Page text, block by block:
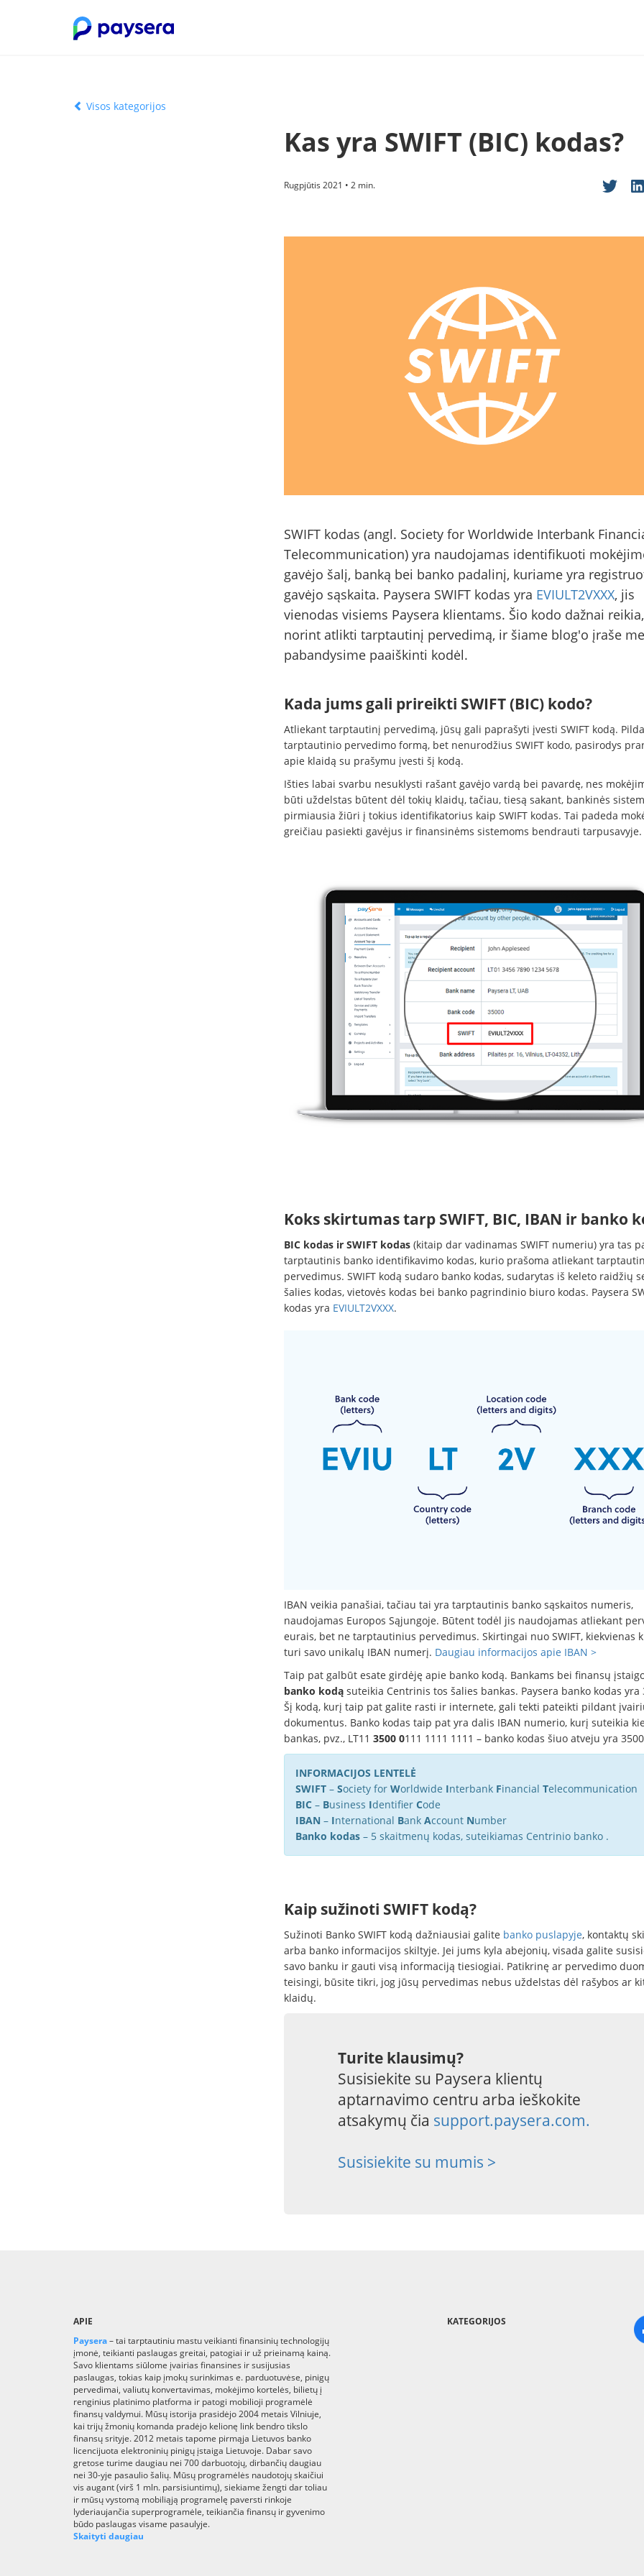
Visos kategorijos
Kas yra SWIFT (BIC) kodas?
Rugpjūtis 2021 • 2 min.
SWIFT kodas (angl. Society for Worldwide Interbank
Telecommunication) yra naudojamas identifikuoti
gavėjo šalį, banką bei banko padalinį, kuriame yra
gavėjo sąskaita. Paysera SWIFT kodas yra EVIULT2VXXX, jis
vienodas visiems Paysera klientams. Šio kodo dažnai reikia,
norint atlikti tarptautinį pervedimą, ir šiame blog'o įraše
pabandysime paaiškinti kodėl.
Kada jums gali prireikti SWIFT (BIC) kodo?
Atliekant tarptautinį pervedimą, jūsų gali paprašyti įvesti SWIFT kodą.
tarptautinio pervedimo formą, bet nenurodžius SWIFT kodo, pasirodys
apie klaidą su prašymu įvesti šį kodą.
Išties labai svarbu nesuklysti rašant gavėjo vardą bei pavardę, nes
būti uždelstas būtent dėl tokių klaidų, tačiau, tiesą sakant, bankinės
pirmiausia žiūri į tokius identifikatorius kaip SWIFT kodas. Tai padeda
greičiau pasiekti gavėjus ir finansinėms sistemoms bendrauti tarpusavyje.
Koks skirtumas tarp SWIFT, BIC, IBAN ir banko
BIC kodas ir SWIFT kodas(kitaip dar vadinamas SWIFT numeriu) yra tas
tarptautinis banko identifikavimo kodas, kurio prašoma atliekant
pervedimus. SWIFT kodą sudaro banko kodas, sudarytas iš keleto raidžių
šalies kodas, vietovės kodas bei banko pagrindinio biuro kodas. Paysera
kodas yra EVIULT2VXXX.
IBAN veikia panašiai, tačiau tai yra tarptautinis banko sąskaitos numeris,
naudojamas Europos Sąjungoje. Būtent todėl jis naudojamas atliekant
eurais, bet ne tarptautinius pervedimus. Skirtingai nuo SWIFT, kiekvienas
turi savo unikalų IBAN numerį. Daugiau informacijos apie IBAN >
Taip pat galbūt esate girdėję apie banko kodą. Bankams bei finansų
banko kodą suteikia Centrinis tos šalies bankas. Paysera banko kodas yra
Šį kodą, kurį taip pat galite rasti ir internete, gali tekti pateikti pildant
dokumentus. Banko kodas taip pat yra dalis IBAN numerio, kurį suteikia
bankas, pvz., LT11 3500 0111 1111 1111 – banko kodas šiuo atveju yra
INFORMACIJOS LENTELĖ
SWIFT – Society for Worldwide InterbankFinancial Telecommunication
BIC– Business Identifier Code
IBAN – International Bank Account Number
Banko kodas– 5 skaitmenų kodas, suteikiamas Centrinio banko .
Kaip sužinoti SWIFT kodą?
Sužinoti Banko SWIFT kodą dažniausiai galite banko puslapyje, kontaktų
arba banko informacijos skiltyje. Jei jums kyla abejonių, visada galite
savo banku ir gauti visą informaciją tiesiogiai. Patikrinę ar pervedimo
teisingi, būsite tikri, jog jūsų pervedimas nebus uždelstas dėl rašybos ar
klaidų.
Turite klausimų?
Susisiekite su Paysera klientų
aptarnavimo centru arba ieškokite
atsakymų čia support.paysera.com.
Susisiekite su mumis >
APIE
Paysera– tai tarptautiniu mastu veikianti finansinių technologijų
įmonė, teikianti paslaugas greitai, patogiai ir už prieinamą kainą.
Savo klientams siūlome įvairias finansines ir susijusias
paslaugas, tokias kaip įmokų surinkimas e. parduotuvėse, pinigų
pervedimai, valiutų konvertavimas, mokėjimo kortelės, bilietų į
renginius platinimo platforma ir patogi mobilioji programėlė
finansų valdymui. Mūsų istorija prasidėjo 2004 metais Vilniuje,
kai trijų žmonių komanda pradėjo kelionę link bendro tikslo
finansų srityje. 2012 metais tapome pirmąja Lietuvos banko
licencijuota elektroninių pinigų įstaiga Lietuvoje. Dabar savo
gretose turime daugiau nei 700 darbuotojų, dirbančių daugiau
nei 30-yje pasaulio šalių. Mūsų programėlės naudotojų skaičiui
vis augant (virš 1 mln. parsisiuntimų), siekiame žengti dar toliau
ir mūsų vystomą mobiliąją programelę paversti rinkoje
lyderiaujančia superprogramėle, teikiančia finansų ir gyvenimo
būdo paslaugas visame pasaulyje.
Skaityti daugiau
KATEGORIJOS